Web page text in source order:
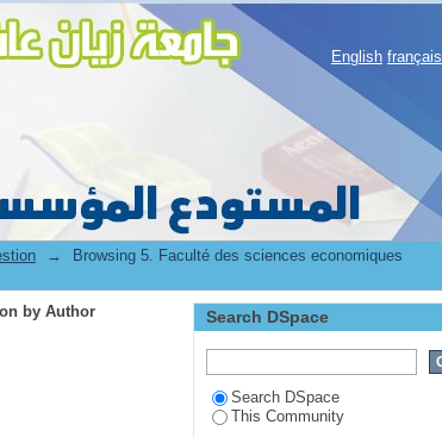
by Author
English français
→
Browsing 5. Faculté des sciences economiques
by Author
Search DSpace
Search DSpace
This Community